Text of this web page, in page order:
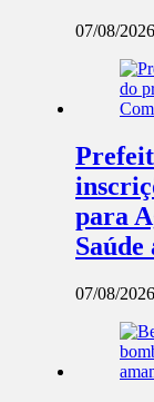
07/08/2026
para
Saúde
07/08/2026